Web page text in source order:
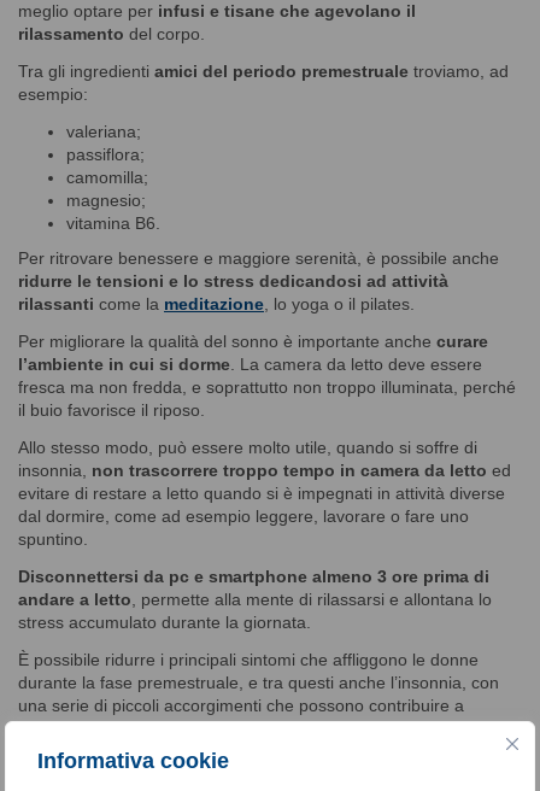
Informativa cookie
meglio optare per infusi e tisane che agevolano il
rilassamento del corpo.
Tra gli ingredienti amici del periodo premestruale troviamo, ad
esempio:
valeriana;
passiflora;
camomilla;
magnesio;
vitamina B6.
Per ritrovare benessere e maggiore serenità, è possibile anche
ridurre le tensioni e lo stress dedicandosi ad attività
rilassanti come la meditazione, lo yoga o il pilates.
Per migliorare la qualità del sonno è importante anche curare
l’ambiente in cui si dorme. La camera da letto deve essere
fresca ma non fredda, e soprattutto non troppo illuminata, perché
il buio favorisce il riposo.
Allo stesso modo, può essere molto utile, quando si soffre di
insonnia, non trascorrere troppo tempo in camera da letto ed
evitare di restare a letto quando si è impegnati in attività diverse
dal dormire, come ad esempio leggere, lavorare o fare uno
spuntino.
Disconnettersi da pc e smartphone almeno 3 ore prima di
andare a letto, permette alla mente di rilassarsi e allontana lo
stress accumulato durante la giornata.
È possibile ridurre i principali sintomi che affliggono le donne
durante la fase premestruale, e tra questi anche l’insonnia, con
una serie di piccoli accorgimenti che possono contribuire a
quella della vita.